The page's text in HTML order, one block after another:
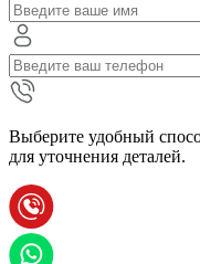
Выберите удобный
для уточнения деталей.